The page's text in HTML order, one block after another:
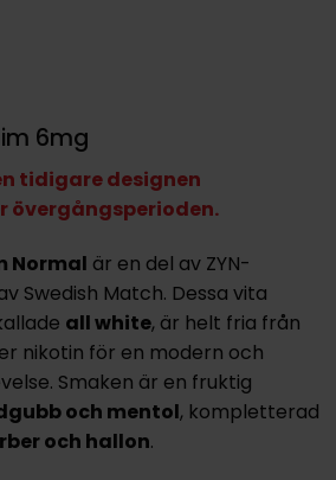
6mg
tidigare designen
övergångsperioden.
Normal är en del av ZYN-
Swedish Match. Dessa vita
all white, är helt fria från
nikotin för en modern och
Smaken är en fruktig
och mentol, kompletterad
och hallon.